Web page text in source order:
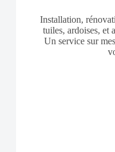
Installation,
tuiles, ardoises, et
Un service sur